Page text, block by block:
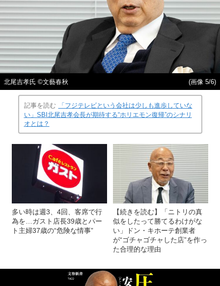
北尾吉孝氏 ©文藝春秋 (画像 5/6)
記事を読む
「フジテレビという会社は少しも進歩していな
い」SBI北尾吉孝会長が期待する“ホリエモン復帰”のシナリ
オとは？
多い時は週3、4回、客席で行
為を…ガスト店長39歳とパー
ト主婦37歳の“危険な情事”
【続きを読む】「ニトリの真
似をしたって勝てるわけがな
い」ドン・キホーテ創業者
が“ゴチャゴチャした店”を作っ
た合理的な理由